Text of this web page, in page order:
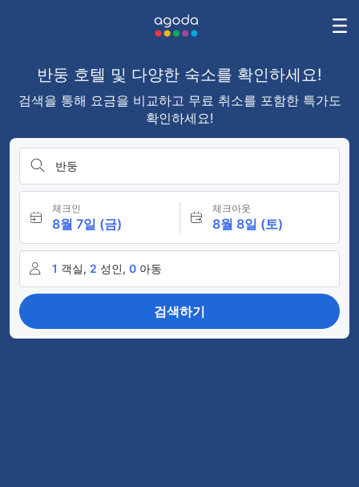
반둥 호텔 및 다양한 숙소를 확인하세요!
검색을 통해 요금을 비교하고 무료 취소를 포함한 특가도
확인하세요!
반둥
체크인
8월 7일 (금)
체크아웃
8월 8일 (토)
1 객실, 2 성인, 0 아동
검색하기